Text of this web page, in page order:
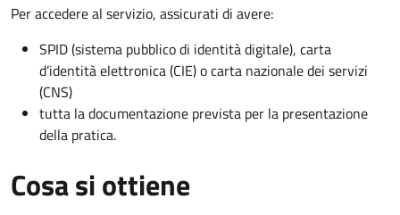
Per accedere al servizio, assicurati di avere:
SPID (sistema pubblico di identità digitale), carta
d’identità elettronica (CIE) o carta nazionale dei servizi
(CNS)
tutta la documentazione prevista per la presentazione
della pratica.
Cosa si ottiene